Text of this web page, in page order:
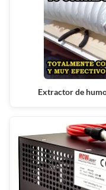
Extractor de